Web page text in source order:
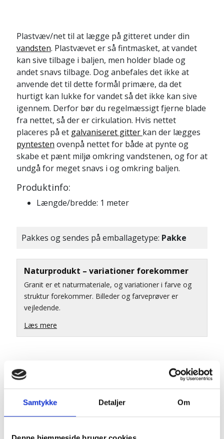
Samtykke Detaljer Om
Plastvæv/net til at lægge på gitteret under din
vandsten. Plastvævet er så fintmasket, at vandet
kan sive tilbage i baljen, men holder blade og
andet snavs tilbage. Dog anbefales det ikke at
anvende det til dette formål primære, da det
hurtigt kan lukke for vandet så det ikke kan sive
igennem. Derfor bør du regelmæssigt fjerne blade
fra nettet, så der er cirkulation. Hvis nettet
placeres på et galvaniseret gitter kan der lægges
pyntesten ovenpå nettet for både at pynte og
skabe et pænt miljø omkring vandstenen, og for at
undgå for meget snavs i og omkring baljen.
Produktinfo:
Længde/bredde: 1 meter
Pakkes og sendes på emballagetype: Pakke
Naturprodukt – variationer forekommer
Granit er et naturmateriale, og variationer i farve og
struktur forekommer. Billeder og farveprøver er
vejledende.
Læs mere